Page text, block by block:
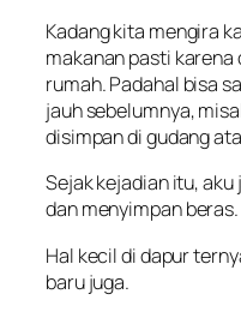
Kadang kita mengira
makanan pasti
rumah. Padahal bisa
jauh sebelumnya,
disimpan di gudang
Sejak kejadian itu,
dan menyimpan beras.
Hal kecil di dapur
baru juga.